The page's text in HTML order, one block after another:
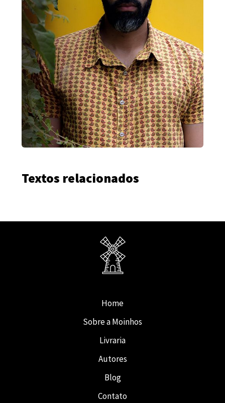
Textos relacionados
Home
Sobre a Moinhos
Livraria
Autores
Blog
Contato